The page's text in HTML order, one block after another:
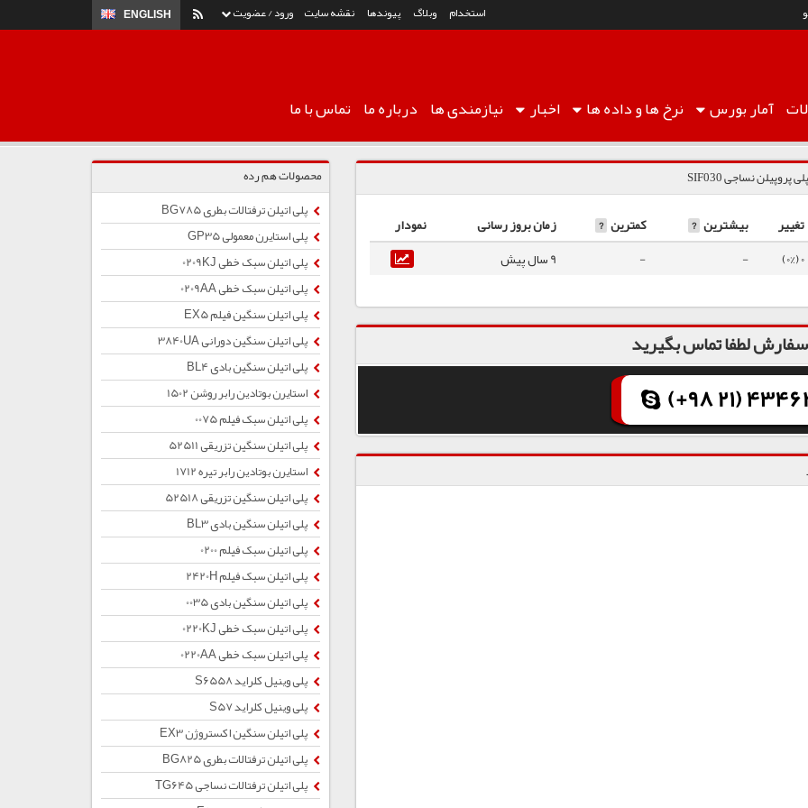
ورود / عضویت ENGLISH استخدام وبلاگ پیوندها نقشه سایت
آماربورس نرخ هاو داده ها اخبار نیازمندی ها درباره ما تماس با ما
پلی پروپیلن نساجی SIF030
تغییر بیشترین ? کمترین ? زمان بروز رسانی
نمودار
0 (0%)
-
- 9 سال پیش
لطفا تماس بگیرید
(+98 21)
محصولات هم رده
پلی اتیلن ترفتالات بطری BG785
پلی استایرن معمولی GP35
پلی اتیلن سبک خطی 0209KJ
پلی اتیلن سبک خطی 0209AA
پلی اتیلن سنگین فیلم EX5
پلی اتیلن سنگین دورانی 3840UA
پلی اتیلن سنگین بادی BL4
استایرن بوتادین رابر روشن 1502
پلی اتیلن سبک فیلم 0075
پلی اتیلن سنگین تزریقی 52511
استایرن بوتادین رابر تیره 1712
پلی اتیلن سنگین تزریقی 52518
پلی اتیلن سنگین بادی BL3
پلی اتیلن سبک فیلم 0200
پلی اتیلن سبک فیلم 2420H
پلی اتیلن سنگین بادی 0035
پلی اتیلن سبک خطی 0220KJ
پلی اتیلن سبک خطی 0220AA
پلی وینیل کلراید S6558
پلی وینیل کلراید S57
پلی اتیلن سنگین اکستروژن EX3
پلی اتیلن ترفتالات بطری BG825
پلی اتیلن ترفتالات نساجی TG645